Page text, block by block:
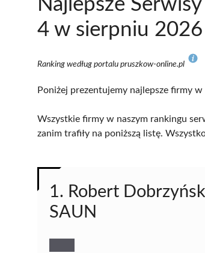
Najlepsze
4 w sierpniu
Ranking według portalu pruszkow-online.pl
Poniżej prezentujemy najlepsze firmy
Wszystkie firmy w naszym rankingu
zanim trafiły na poniższą listę.
1. Robert
SAUN